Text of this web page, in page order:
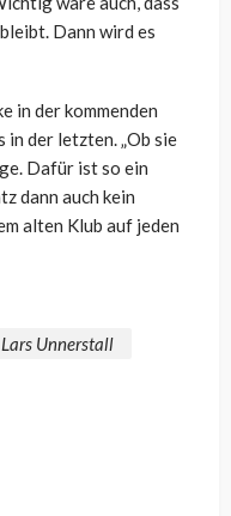
Dann wird es
in der kommenden
in der letzten. „Ob sie
Dafür ist so ein
dann auch kein
alten Klub auf jeden
Lars Unnerstall